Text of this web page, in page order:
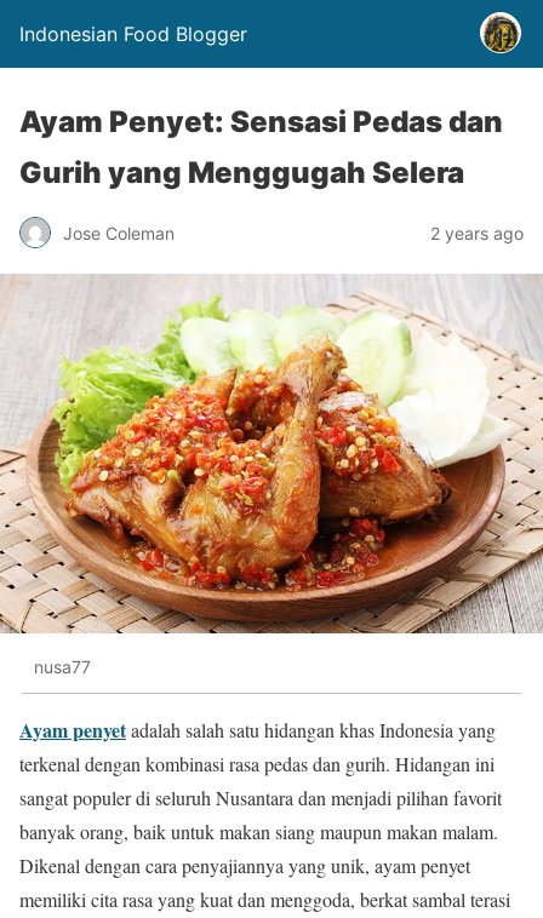
Indonesian Food Blogger
Ayam Penyet: Sensasi Pedas dan
Gurih yang Menggugah Selera
Jose Coleman 2 years ago
nusa77
Ayam penyetadalah salah satu hidangan khas Indonesia yang
terkenal dengan kombinasi rasa pedas dan gurih. Hidangan ini
sangat populer di seluruh Nusantara dan menjadi pilihan favorit
banyak orang, baik untuk makan siang maupun makan malam.
Dikenal dengan cara penyajiannya yang unik, ayam penyet
memiliki cita rasa yang kuat dan menggoda, berkat sambal terasi